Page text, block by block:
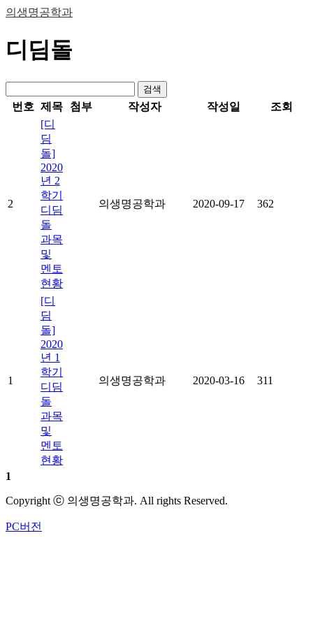
의생명공학과
디딤돌
검색
번호 제목 첨부 작성자 작성일 조회
2
[디
딤
돌]
2020
년 2
학기
디딤
돌
과목
및
멘토
현황
의생명공학과 2020-09-17 362
1
[디
딤
돌]
2020
년 1
학기
디딤
돌
과목
및
멘토
현황
의생명공학과 2020-03-16 311
1
Copyright ⓒ 의생명공학과. All rights Reserved.
PC버전